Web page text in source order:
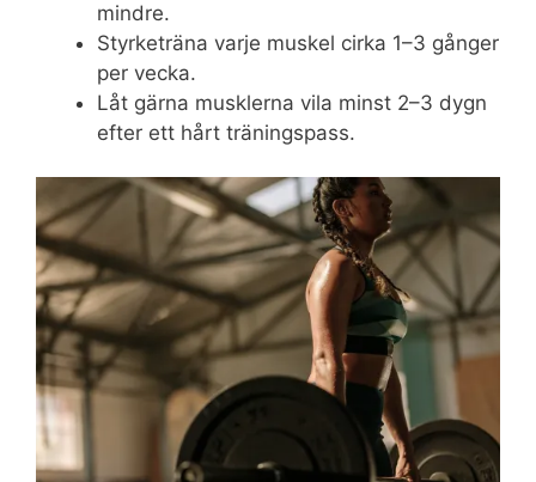
mindre.
Styrketräna varje muskel cirka 1–3 gånger
per vecka.
Låt gärna musklerna vila minst 2–3 dygn
efter ett hårt träningspass.